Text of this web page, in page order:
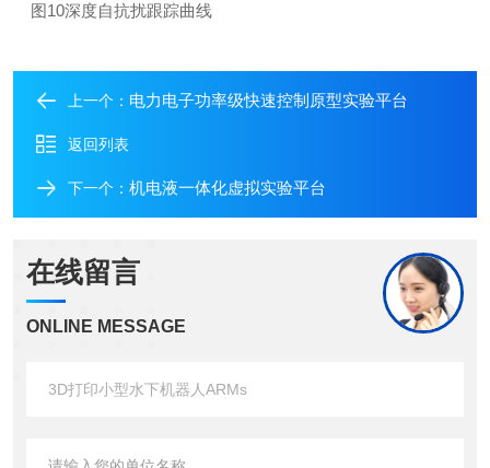
图10深度自抗扰跟踪曲线
上一个： 电力电子功率级快速控制原型实验平台
返回列表
下一个： 机电液一体化虚拟实验平台
在线留言
ONLINE MESSAGE